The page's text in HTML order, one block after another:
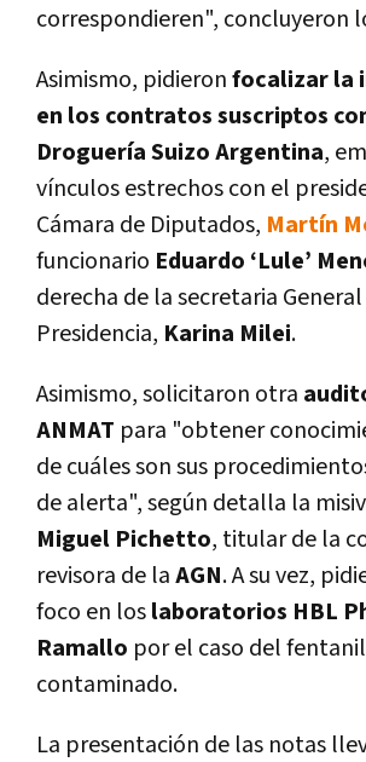
correspondieren", concluyeron
Asimismo, pidieronfocalizar la
en los contratos suscriptos
Droguería Suizo Argentina,
vínculos estrechos con el
Cámara de Diputados, Martín
funcionario Eduardo ‘Lule’
derecha de la secretaria
Presidencia, Karina Milei.
Asimismo, solicitaron otra
ANMAT para "obtener
de cuáles son sus
de alerta", según detalla la
Miguel Pichetto, titular de la
revisora de laAGN. A su vez,
foco en loslaboratorios HBL
Ramallo por el caso del
contaminado.
La presentación de las notas